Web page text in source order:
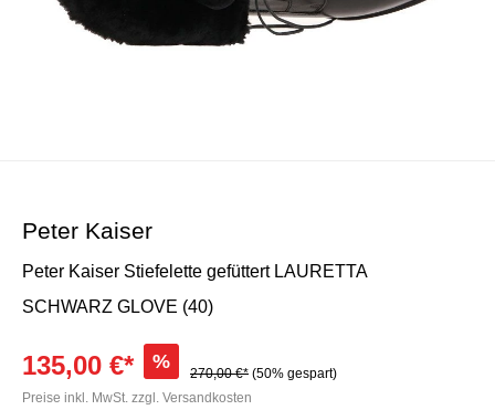
Peter Kaiser
Peter Kaiser Stiefelette gefüttert LAURETTA
SCHWARZ GLOVE (40)
135,00 €* %
270,00 €* (50% gespart)
Preise inkl. MwSt. zzgl. Versandkosten